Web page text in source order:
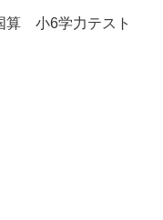
小6学力テスト